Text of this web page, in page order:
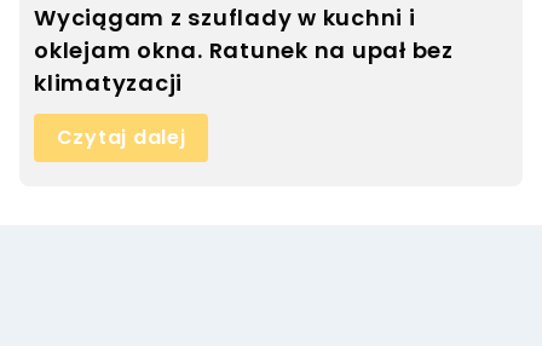
Wyciągam z szuflady w kuchni i
oklejam okna. Ratunek na upał bez
klimatyzacji
Czytaj dalej